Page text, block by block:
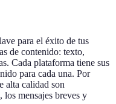
para el éxito de tus
de contenido: texto,
Cada plataforma tiene sus
para cada una. Por
alta calidad son
, los mensajes breves y